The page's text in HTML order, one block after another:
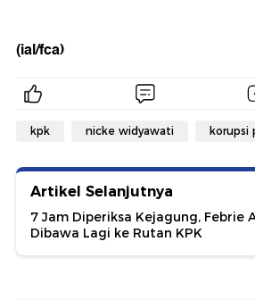
(ial/fca)
kpk nicke widyawati korupsi
Artikel Selanjutnya
7 Jam Diperiksa Kejagung, Febrie
Dibawa Lagi ke Rutan KPK